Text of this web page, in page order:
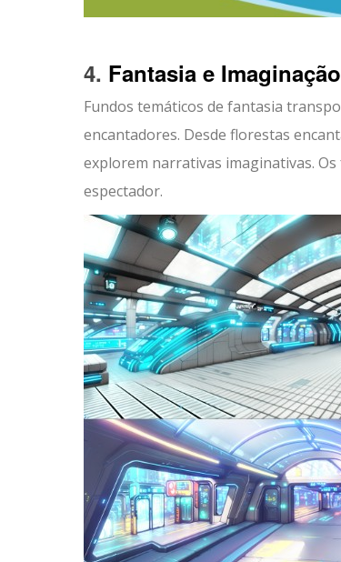
4. Fantasia e Imaginação
Fundos temáticos de fantasia
encantadores. Desde florestas
explorem narrativas imaginativas.
espectador.